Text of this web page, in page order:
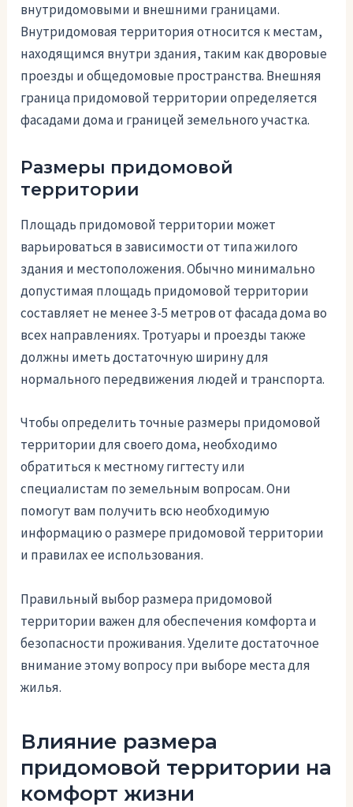
внутридомовыми и внешними границами.
Внутридомовая территория относится к местам,
находящимся внутри здания, таким как дворовые
проезды и общедомовые пространства. Внешняя
граница придомовой территории определяется
фасадами дома и границей земельного участка.
Размеры придомовой
территории
Площадь придомовой территории может
варьироваться в зависимости от типа жилого
здания и местоположения. Обычно минимально
допустимая площадь придомовой территории
составляет не менее 3-5 метров от фасада дома во
всех направлениях. Тротуары и проезды также
должны иметь достаточную ширину для
нормального передвижения людей и транспорта.
Чтобы определить точные размеры придомовой
территории для своего дома, необходимо
обратиться к местному гигтесту или
специалистам по земельным вопросам. Они
помогут вам получить всю необходимую
информацию о размере придомовой территории
и правилах ее использования.
Правильный выбор размера придомовой
территории важен для обеспечения комфорта и
безопасности проживания. Уделите достаточное
внимание этому вопросу при выборе места для
жилья.
Влияние размера
придомовой территории на
комфорт жизни